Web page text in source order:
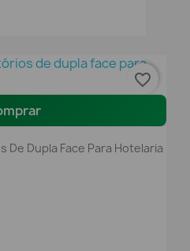
Dupla Face Para Hotelaria
favorite_border